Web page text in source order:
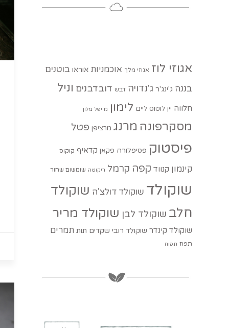
אגוזי לוז אגוזי מלך אוכמניות אוראו בוטנים
בננה ג'ינג'ר ג'נדויה דבש דובדבנים וניל
חלווה יין לוטוס ליים לימון מייפל מלון
מסקרפונה מרנג מרציפן פטל
פיסטוק פסיפלורה פקאן קדאיף קוקוס
קינמון קנווד קפה קרמל ריקוטה שומשום שחור
שוקולד שוקולד דולצ'ה שוקולד
חלב שוקולד לבן שוקולד מריר
שוקולד קינדר שוקולד רובי שקדים תות תמרים
תפוז תפוח